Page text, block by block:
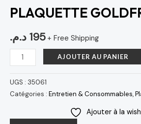
PLAQUETTE
195 د.م. + Free Shipping
134
AJOUTER AU PANIER
UGS : 35061
Catégories : Entretien & Consommables,
Ajouter à la